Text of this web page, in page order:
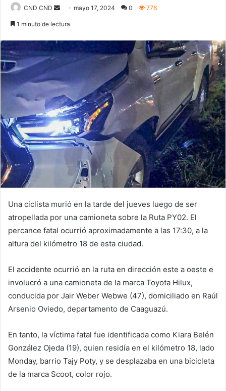
CND CND
Send mayo 17, 2024 0 776
1 minuto de lectura
Una ciclista murió en la tarde del jueves luego de ser
atropellada por una camioneta sobre la Ruta PY02. El
percance fatal ocurrió aproximadamente a las 17:30, a la
altura del kilómetro 18 de esta ciudad.
El accidente ocurrió en la ruta en dirección este a oeste e
involucró a una camioneta de la marca Toyota Hilux,
conducida por Jair Weber Webwe (47), domiciliado en Raúl
Arsenio Oviedo, departamento de Caaguazú.
En tanto, la víctima fatal fue identificada como Kiara Belén
González Ojeda (19), quien residía en el kilómetro 18, lado
Monday, barrio Tajy Poty, y se desplazaba en una bicicleta
de la marca Scoot, color rojo.